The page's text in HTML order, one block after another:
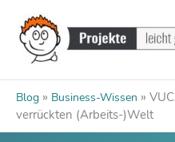
Inhalt
springen
Blog » Business-Wissen »
verrückten (Arbeits-)Welt